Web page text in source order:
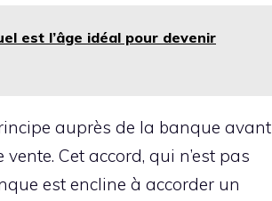
est l’âge idéal pour devenir
auprès de la banque avant
Cet accord, qui n’est pas
est encline à accorder un